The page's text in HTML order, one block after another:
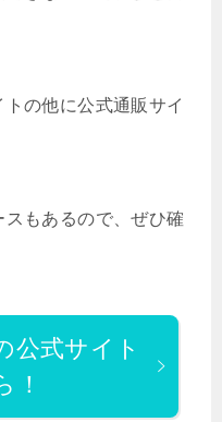
の他に公式通販サイ
もあるので、ぜひ確
公式サイト
！